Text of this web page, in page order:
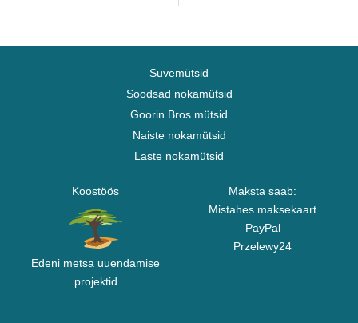
Suvemütsid
Soodsad nokamütsid
Goorin Bros mütsid
Naiste nokamütsid
Laste nokamütsid
Koostöös
Edeni metsa uuendamise
projektid
Maksta saab:
Mistahes maksekaart
PayPal
Przelewy24